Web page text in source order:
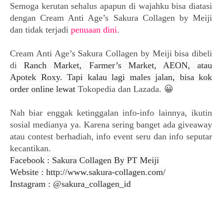
Semoga kerutan sehalus apapun di wajahku bisa diatasi
denganCream Anti Age’s Sakura Collagen by Meiji
dan tidak terjadi penuaan dini.
Cream Anti Age’s Sakura Collagen by Meiji bisa dibeli
diRanch Market, Farmer’s Market, AEON, atau
Apotek Roxy. Tapi kalau lagi males jalan, bisa kok
order online lewat Tokopedia dan Lazada. 😀
Nah biar enggak ketinggalan info-info lainnya, ikutin
sosial medianya ya. Karena sering banget ada giveaway
atau contest berhadiah, info event seru dan info seputar
kecantikan.
Facebook : Sakura Collagen By PT Meiji
Website : http://www.sakura-collagen.com/
Instagram : @sakura_collagen_id